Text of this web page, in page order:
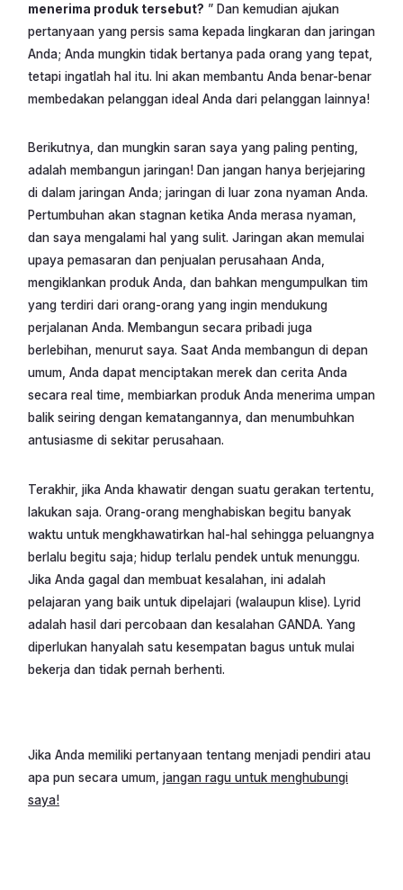
menerima produk tersebut? ” Dan kemudian ajukan
pertanyaan yang persis sama kepada lingkaran dan jaringan
Anda; Anda mungkin tidak bertanya pada orang yang tepat,
tetapi ingatlah hal itu. Ini akan membantu Anda benar-benar
membedakan pelanggan ideal Anda dari pelanggan lainnya!
Berikutnya, dan mungkin saran saya yang paling penting,
adalah membangun jaringan! Dan jangan hanya berjejaring
di dalam jaringan Anda; jaringan di luar zona nyaman Anda.
Pertumbuhan akan stagnan ketika Anda merasa nyaman,
dan saya mengalami hal yang sulit. Jaringan akan memulai
upaya pemasaran dan penjualan perusahaan Anda,
mengiklankan produk Anda, dan bahkan mengumpulkan tim
yang terdiri dari orang-orang yang ingin mendukung
perjalanan Anda. Membangun secara pribadi juga
berlebihan, menurut saya. Saat Anda membangun di depan
umum, Anda dapat menciptakan merek dan cerita Anda
secara real time, membiarkan produk Anda menerima umpan
balik seiring dengan kematangannya, dan menumbuhkan
antusiasme di sekitar perusahaan.
Terakhir, jika Anda khawatir dengan suatu gerakan tertentu,
lakukan saja. Orang-orang menghabiskan begitu banyak
waktu untuk mengkhawatirkan hal-hal sehingga peluangnya
berlalu begitu saja; hidup terlalu pendek untuk menunggu.
Jika Anda gagal dan membuat kesalahan, ini adalah
pelajaran yang baik untuk dipelajari (walaupun klise). Lyrid
adalah hasil dari percobaan dan kesalahan GANDA. Yang
diperlukan hanyalah satu kesempatan bagus untuk mulai
bekerja dan tidak pernah berhenti.
Jika Anda memiliki pertanyaan tentang menjadi pendiri atau
apa pun secara umum, jangan ragu untuk menghubungi
saya!